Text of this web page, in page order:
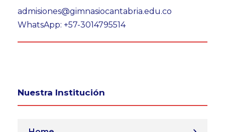
admisiones@gimnasiocantabria.edu.co
WhatsApp: +57-3014795514
Nuestra Institución